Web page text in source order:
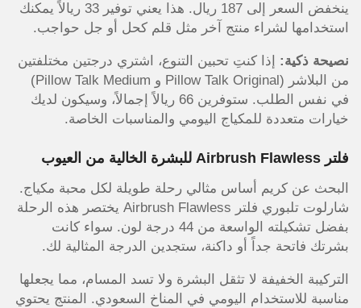
ينخفض السعر إلى 187 ريال. هذا يعني توفير 33 ريالاً يمكنك
استخدامها لشراء منتج آخر مثل قلم كحل أو جل حواجب.
نصيحة ذكية: إذا كنتِ تحبين التنوع، اشتري درجتين مختلفتين
من البلاشر (Pillow Talk Original و Pillow Talk Medium)
في نفس الطلب. ستوفرين 66 ريالاً إجمالاً، وسيكون لديك
خيارات متعددة للمكياج اليومي والمناسبات الخاصة.
فلتر Airbrush Flawless للبشرة الخالية من العيوب
البحث عن كريم أساس مثالي رحلة طويلة لكل محبة مكياج.
شارلوت تلبوري فلتر Airbrush Flawless يختصر هذه الرحلة
بفضل تشكيلته الواسعة من 44 درجة لون. سواء كانت
بشرتك فاتحة جداً أو داكنة، ستجدين الدرجة المثالية لك.
التركيبة الخفيفة لا تثقل البشرة ولا تسد المسام، مما يجعلها
مناسبة للاستخدام اليومي في المناخ السعودي. المنتج يحتوي